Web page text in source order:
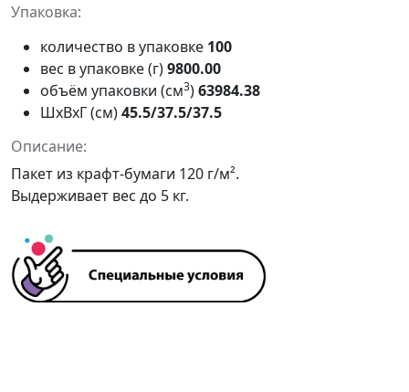
Упаковка:
количество в упаковке 100
вес в упаковке (г)9800.00
объём упаковки (см3)63984.38
ШxВxГ (см)45.5/37.5/37.5
Описание:
Пакет из крафт-бумаги 120 г/м².
Выдерживает вес до 5 кг.